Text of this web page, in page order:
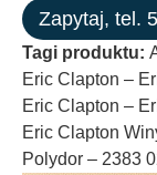
Zapytaj, tel.
Tagi produktu:
Eric Clapton –
Eric Clapton –
Eric Clapton
Polydor – 2383